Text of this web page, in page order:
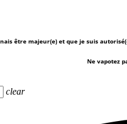
être majeur(e) et que je suis
Ne vapotez
clear